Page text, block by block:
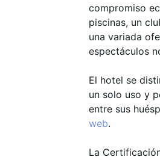
compromiso
piscinas, un
una variada
espectáculos
El hotel se
un solo uso y
entre sus
web.
La